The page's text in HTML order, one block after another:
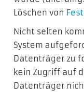
Löschen von
Nicht selten
System
Datenträger zu
kein Zugriff auf
Datenträger